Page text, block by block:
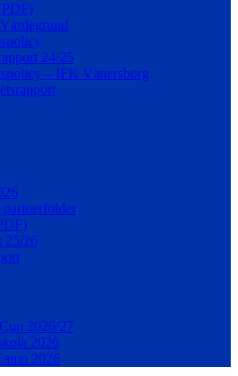
24/25
– IFK Vänersborg
partnerfolder
25/26
2026/27
2026
2026